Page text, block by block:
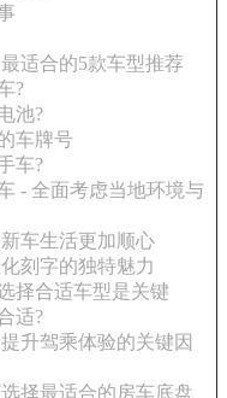
适合的5款车型推荐
?
池?
车牌号
车?
- 全面考虑当地环境与
车生活更加顺心
刻字的独特魅力
择合适车型是关键
适?
升驾乘体验的关键因
择最适合的房车底盘